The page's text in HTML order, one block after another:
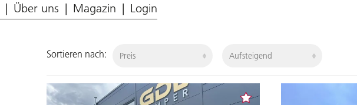
Über uns Magazin Login
Sortieren nach: